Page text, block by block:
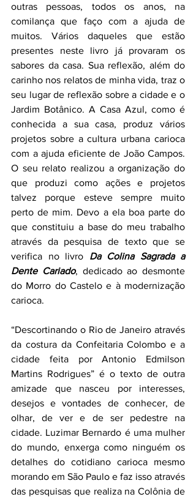
outras pessoas, todos os anos, na
comilança que faço com a ajuda de
muitos. Vários daqueles que estão
presentes neste livro já provaram os
sabores da casa. Sua reflexão, além do
carinho nos relatos de minha vida, traz o
seu lugar de reflexão sobre a cidade e o
Jardim Botânico. A Casa Azul, como é
conhecida a sua casa, produz vários
projetos sobre a cultura urbana carioca
com a ajuda eficiente de João Campos.
O seu relato realizou a organização do
que produzi como ações e projetos
talvez porque esteve sempre muito
perto de mim. Devo a ela boa parte do
que constituiu a base do meu trabalho
através da pesquisa de texto que se
verifica no livro Da Colina Sagrada a
Dente Cariado, dedicado ao desmonte
do Morro do Castelo e à modernização
carioca.
“Descortinando o Rio de Janeiro através
da costura da Confeitaria Colombo e a
cidade feita por Antonio Edmilson
Martins Rodrigues” é o texto de outra
amizade que nasceu por interesses,
desejos e vontades de conhecer, de
olhar, de ver e de ser pedestre na
cidade. Luzimar Bernardo é uma mulher
do mundo, enxerga como ninguém os
detalhes do cotidiano carioca mesmo
morando em São Paulo e faz isso através
das pesquisas que realiza na Colônia de